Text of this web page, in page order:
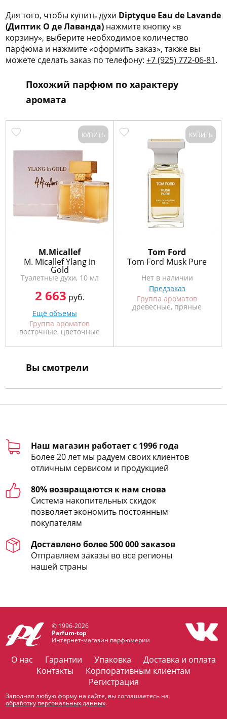
Для того, чтобы купить духи Diptyque Eau de Lavande
(Диптик О де Лаванда) нажмите кнопку «в
корзину», выберите необходимое количество
парфюма и нажмите «оформить заказ», также вы
можете сделать заказ по телефону:+7 (925) 772-06-81.
Похожий парфюм по характеру
аромата
КУПИТЬ
M.Micallef
M. Micallef Ylang in
Gold
Туалетные духи, 10 мл
2 663 руб.
Ещё объемы
Группа ароматов
восточные, цветочные
КУПИТЬ
Tom Ford
Tom Ford Musk Pure
Нет в наличии
Предзаказ
Группа ароматов
древесные, пряные
Вы смотрели
Наш магазин работает с 1996 года
Более 20 лет мы радуем своих клиентов
отличным сервисом и продукцией
80% возвращаются к нам снова
Система накопительных скидок
позволяет экономить постоянным
покупателям
Доставлено более 500 000 заказов
Отправляем заказы во все регионы
нашей страны
© 1996-2026
Parfum-top
Интернет-магазин парфюмерии
О нас Гарантии Упаковка
Доставка и оплата
Контакты
Корпоративным клиентам
Регистрация
Заполняя любую форму на сайте, вы соглашаетесь на
обработку персональных данных.